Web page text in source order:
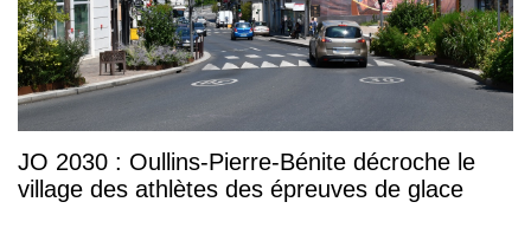
JO 2030 : Oullins-Pierre-Bénite décroche le
village des athlètes des épreuves de glace